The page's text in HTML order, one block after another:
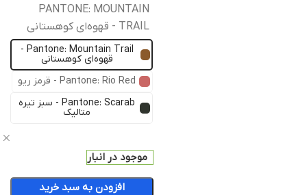
PANTONE: MOUNTAIN
TRAIL - قهوه‌ای کوهستانی
Pantone: Mountain Trail -
قهوه‌ای کوهستانی
Pantone: Rio Red - قرمز ریو
Pantone: Scarab - سبز تیره
متالیک
موجود در انبار
افزودن به سبد خرید